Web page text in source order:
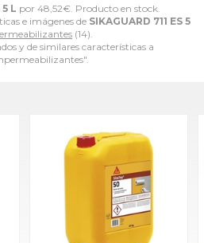
5 L por 48,52€. Producto en stock.
e imágenes de SIKAGUARD 711 ES 5
(14).
y de similares características a